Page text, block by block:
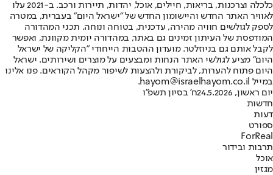
כלכלה וצרכנות, בריאות, חיילים, אוכל, יהדות, תיירות ורכב. ב-2021 עלו
לאוויר האתר החדש והיישומון החדש של "ישראל היום" בעברית, במטרה
לספק לגולשים חוויה מהירה, עדכנית, בטוחה ונוחה. תכני המהדורה
המודפסת של העיתון זמינים גם באתר, במהדורה יומית מקוונת, ואפשר
לקבל אותם גם בניוזלטר. מועדון ההטבות הייחודי "הקליקה של ישראל
היום" מציע לגולשי האתר הנחות ומבצעים על מוצרים ושירותים. ישראל
היום פתוח להערות, לביקורת ולהצעות לשיפור מקהל הקוראים. פנו אלינו
במייל hayom@israelhayom.co.il.
יום ראשון, 24.5.2026
ח' בסיון תשפ"ו
חדשות
דעות
ספורט
ForReal
תרבות ובידור
אוכל
מגזין